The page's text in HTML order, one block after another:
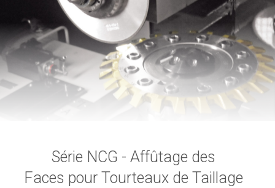
Série NCG - Affûtage des
Faces pour Tourteaux de Taillage